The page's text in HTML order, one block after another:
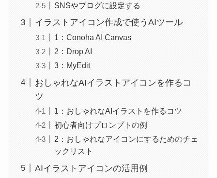
SNSやブログに設定する
イラストアイコン作成で使うAIツール
1：Conoha AI Canvas
2：Drop AI
3：MyEdit
おしゃれなAIイラストアイコンを作るコ
ツ
1：おしゃれなAIイラストを作るコツ
初心者向けプロンプトの例
2：おしゃれなアイコンにするためのチェ
ックリスト
AIイラストアイコンの活用例